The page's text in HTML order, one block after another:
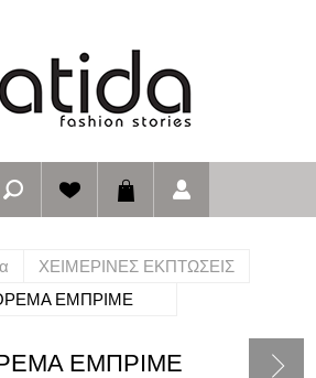
ΧΕΙΜΕΡΙΝΕΣ ΕΚΠΤΩΣΕΙΣ
ΕΜΠΡΙΜΕ
ΕΜΠΡΙΜΕ